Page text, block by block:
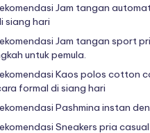
Jam tangan
siang hari
Jam tangan sport
untuk pemula.
Kaos polos cotton
formal di siang hari
Pashmina instan
Sneakers pria